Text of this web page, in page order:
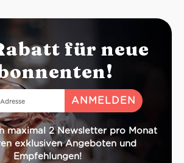
für neue
maximal 2 Newsletter pro Monat
exklusiven Angeboten und
Empfehlungen!